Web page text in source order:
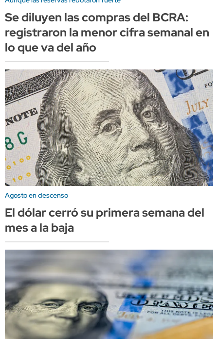
Se diluyen las compras del BCRA:
registraron la menor cifra semanal en
lo que va del año
Agosto en descenso
El dólar cerró su primera semana del
mes a la baja